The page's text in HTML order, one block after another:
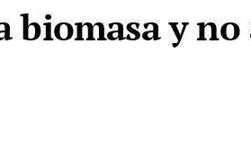
biomasa y